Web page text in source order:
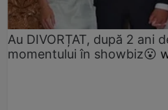
Au DIVORȚAT, după 2 ani
momentului în showbiz😮